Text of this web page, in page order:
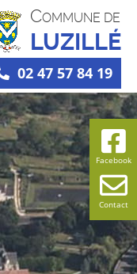
Facebook
Contact
COMMUNE DE
LUZILLÉ
02 47 57 84 19